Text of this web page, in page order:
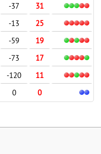
-37
31
-13
25
-59
19
-73
17
-120
11
0
0